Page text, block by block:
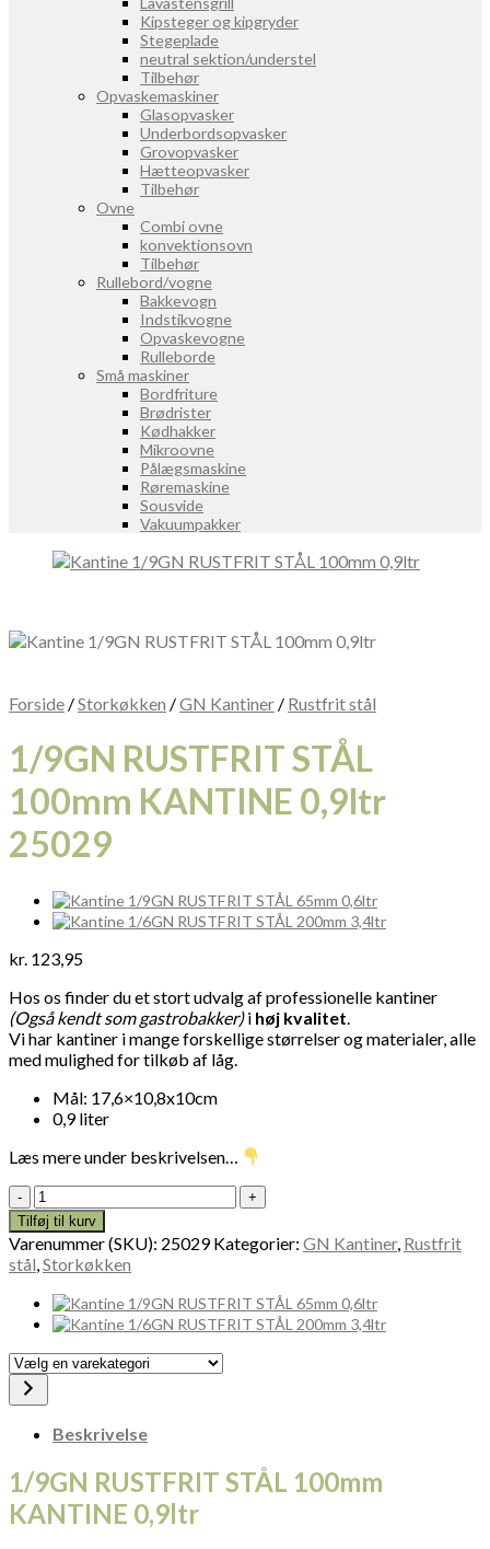
Kipsteger og kipgryder
Stegeplade
neutral sektion/understel
Tilbehør
Opvaskemaskiner
Glasopvasker
Underbordsopvasker
Grovopvasker
Hætteopvasker
Tilbehør
Ovne
Combi ovne
konvektionsovn
Tilbehør
Rullebord/vogne
Bakkevogn
Indstikvogne
Opvaskevogne
Rulleborde
Små maskiner
Bordfriture
Brødrister
Kødhakker
Mikroovne
Pålægsmaskine
Røremaskine
Sousvide
Vakuumpakker
Forside /Storkøkken /GN Kantiner / Rustfrit stål
1/9GN RUSTFRIT STÅL
100mm KANTINE 0,9ltr
25029
kr. 123,95
Hos os finder du et stort udvalg af professionelle kantiner
(Også kendt som gastrobakker)i høj kvalitet.
Vi har kantiner i mange forskellige størrelser og materialer, alle
med mulighed for tilkøb af låg.
Mål: 17,6×10,8x10cm
0,9 liter
Læs mere under beskrivelsen…
1/9GN
RUSTFRIT
STÅL
100mm
KANTINE
0,9ltr
25029
antal
Tilføj til kurv
Varenummer (SKU): 25029 Kategorier: GN Kantiner, Rustfrit
stål,Storkøkken
Vælg
en
varekategori
Beskrivelse
1/9GN RUSTFRIT STÅL 100mm
KANTINE 0,9ltr